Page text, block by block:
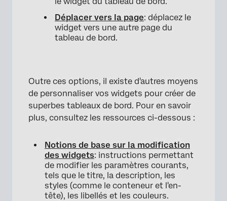
×
Déplacer vers la page: déplacez le
widget vers une autre page du
tableau de bord.
Outre ces options, il existe d'autres moyens
de personnaliser vos widgets pour créer de
superbes tableaux de bord. Pour en savoir
plus, consultez les ressources ci-dessous :
Notions de base sur la modification
des widgets: instructions permettant
de modifier les paramètres courants,
tels que le titre, la description, les
styles (comme le conteneur et l'en-
tête), les libellés et les couleurs.